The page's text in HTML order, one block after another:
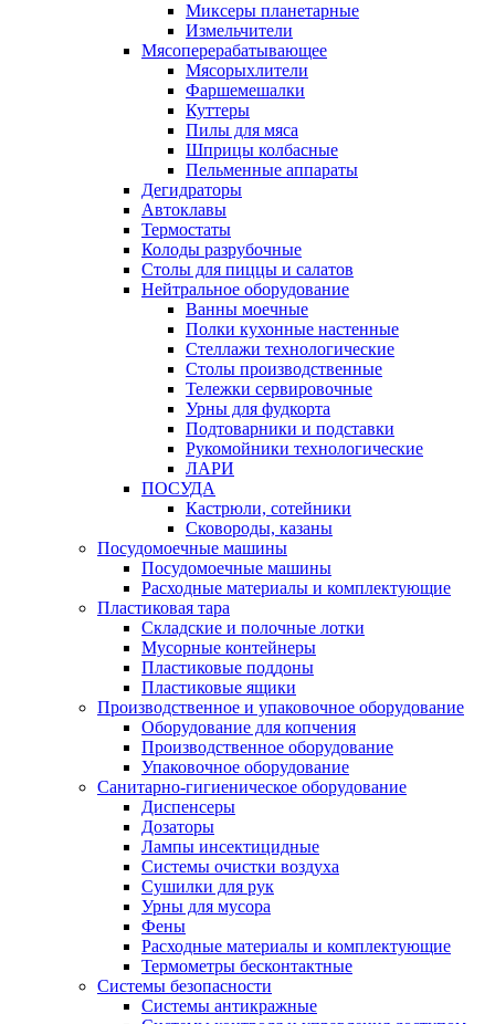
Миксеры планетарные
Измельчители
Мясоперерабатывающее
Мясорыхлители
Фаршемешалки
Куттеры
Пилы для мяса
Шприцы колбасные
Пельменные аппараты
Дегидраторы
Автоклавы
Термостаты
Колоды разрубочные
Столы для пиццы и салатов
Нейтральное оборудование
Ванны моечные
Полки кухонные настенные
Стеллажи технологические
Столы производственные
Тележки сервировочные
Урны для фудкорта
Подтоварники и подставки
Рукомойники технологические
ЛАРИ
ПОСУДА
Кастрюли, сотейники
Сковороды, казаны
Посудомоечные машины
Посудомоечные машины
Расходные материалы и комплектующие
Пластиковая тара
Складские и полочные лотки
Мусорные контейнеры
Пластиковые поддоны
Пластиковые ящики
Производственное и упаковочное оборудование
Оборудование для копчения
Производственное оборудование
Упаковочное оборудование
Санитарно-гигиеническое оборудование
Диспенсеры
Дозаторы
Лампы инсектицидные
Системы очистки воздуха
Сушилки для рук
Урны для мусора
Фены
Расходные материалы и комплектующие
Термометры бесконтактные
Системы безопасности
Системы антикражные